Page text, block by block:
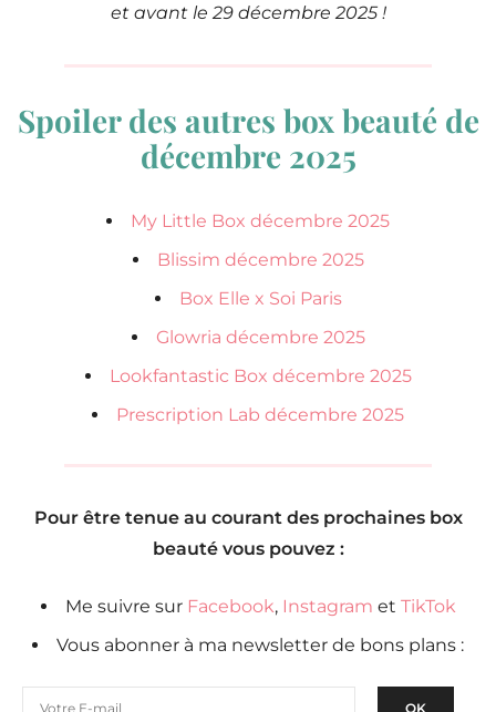
et avant le 29 décembre 2025 !
Spoiler des autres box beauté de
décembre 2025
My Little Box décembre 2025
Blissim décembre 2025
Box Elle x Soi Paris
Glowria décembre 2025
Lookfantastic Box décembre 2025
Prescription Lab décembre 2025
Pour être tenue au courant des prochaines box
beauté vous pouvez :
Me suivre sur Facebook, Instagram et TikTok
Vous abonner à ma newsletter de bons plans :